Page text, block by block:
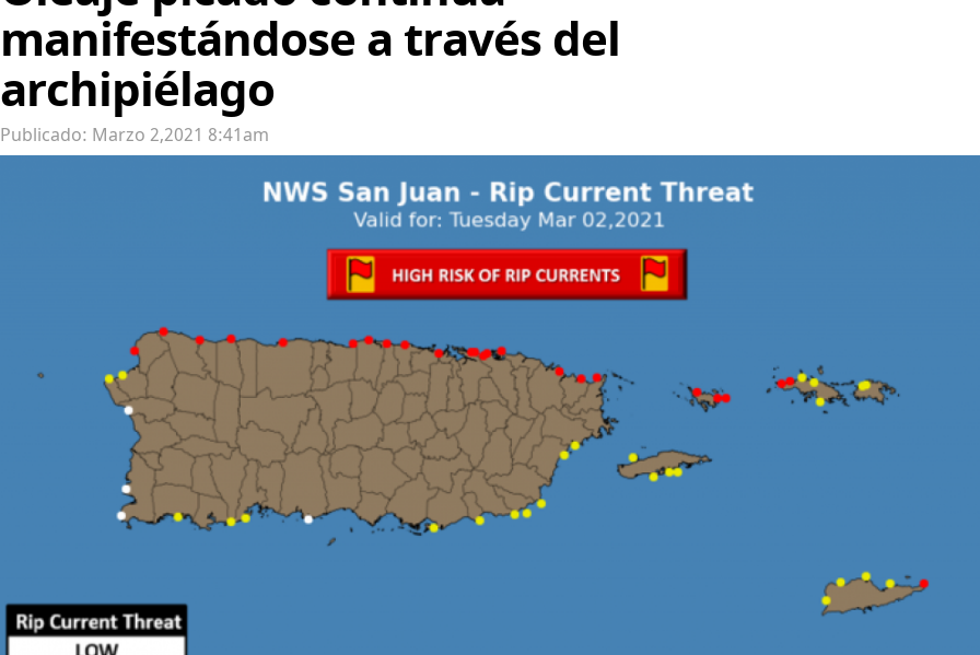
manifestándose a través del
archipiélago
Publicado: Marzo 2,2021 8:41am